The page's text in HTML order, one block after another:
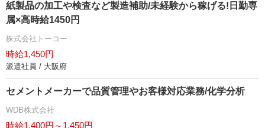
紙製品の加工や検査など製造補助/未経験から稼げる!日勤専
属×高時給1450円
株式会社トーコー
時給1,450円
派遣社員 / 大阪府
セメントメーカーで品質管理やお客様対応業務/化学分析
WDB株式会社
時給1,400円～1,450円